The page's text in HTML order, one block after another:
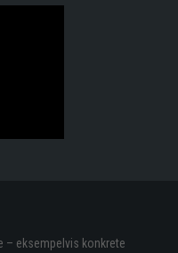
– eksempelvis konkrete